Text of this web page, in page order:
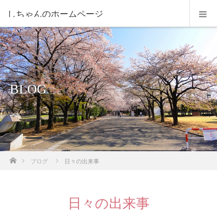
しちゃんのホームページ
BLOG
ホームブログ 日々の出来事
日々の出来事